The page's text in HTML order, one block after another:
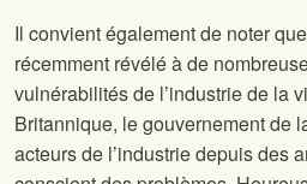
Il convient également de noter
récemment révélé à de
vulnérabilités de l’industrie de la
Britannique, le gouvernement de
acteurs de l’industrie depuis des